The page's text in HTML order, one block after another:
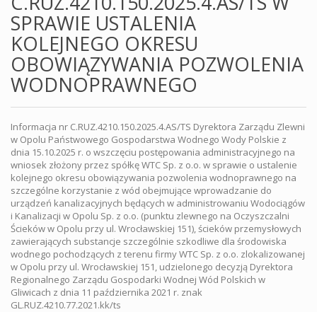
SPRAWIE USTALENIA
KOLEJNEGO OKRESU
OBOWIĄZYWANIA POZWOLENIA
WODNOPRAWNEGO
Informacja nr C.RUZ.4210.150.2025.4.AS/TS Dyrektora Zarządu Zlewni
w Opolu Państwowego Gospodarstwa Wodnego Wody Polskie z
dnia 15.10.2025 r. o wszczęciu postępowania administracyjnego na
wniosek złożony przez spółkę WTC Sp. z o.o. w sprawie o ustalenie
kolejnego okresu obowiązywania pozwolenia wodnoprawnego na
szczególne korzystanie z wód obejmujące wprowadzanie do
urządzeń kanalizacyjnych będących w administrowaniu Wodociągów
i Kanalizacji w Opolu Sp. z o.o. (punktu zlewnego na Oczyszczalni
Ścieków w Opolu przy ul. Wrocławskiej 151), ścieków przemysłowych
zawierających substancje szczególnie szkodliwe dla środowiska
wodnego pochodzących z terenu firmy WTC Sp. z o.o. zlokalizowanej
w Opolu przy ul. Wrocławskiej 151, udzielonego decyzją Dyrektora
Regionalnego Zarządu Gospodarki Wodnej Wód Polskich w
Gliwicach z dnia 11 października 2021 r. znak
GL.RUZ.4210.77.2021.kk/ts